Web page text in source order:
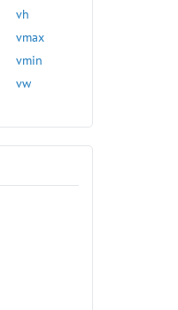
vh
vmax
vmin
vw